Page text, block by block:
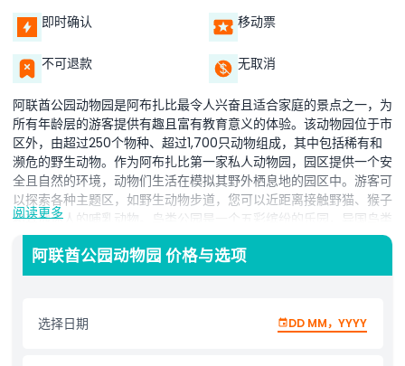
即时确认
移动票
不可退款 无取消
阿联酋公园动物园是阿布扎比最令人兴奋且适合家庭的景点之一，为
所有年龄层的游客提供有趣且富有教育意义的体验。该动物园位于市
区外，由超过250个物种、超过1,700只动物组成，其中包括稀有和
濒危的野生动物。作为阿布扎比第一家私人动物园，园区提供一个安
全且自然的环境，动物们生活在模拟其野外栖息地的园区中。游客可
以探索各种主题区，如野生动物步道，您可以近距离接触野猫、猴子
和其他迷人的哺乳动物。鸟类公园是一个五彩缤纷的乐园，异国鸟类
自由飞翔，营造出充满活力和互动的氛围。您还可以看到爬行动物、
草食动物以及来自世界各地的异国动物。真正使阿联酋公园动物园与
众不同的是其互动体验。家庭可参与动物喂食、教育讲座以及动手活
客还是本地居民，阿联酋公园动物园都是充满冒险、学习和难忘动物
体验的一天的理想场所。它非常适合家庭、学校团体及自然爱好者。
阅读更多
阿联酋公园动物园 价格与选项
选择日期 DD MM，YYYY